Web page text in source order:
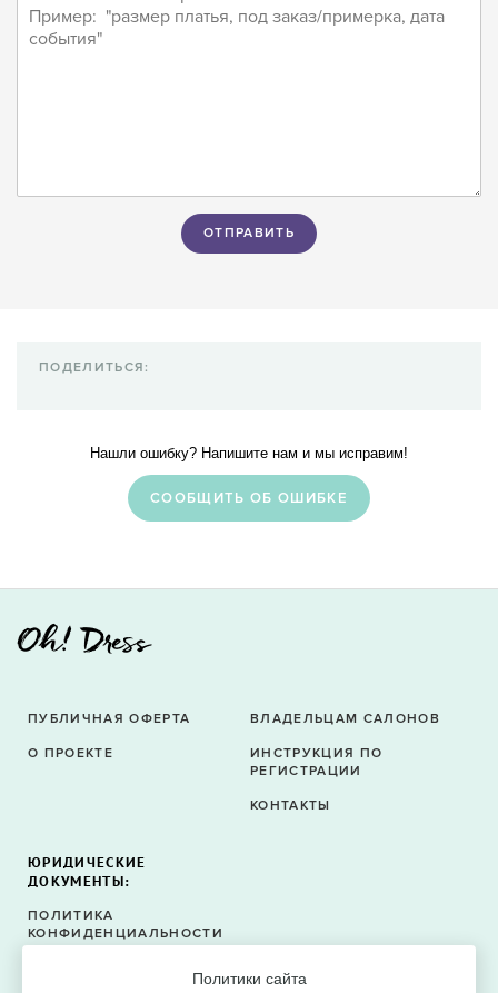
Нашли ошибку? Напишите нам и мы исправим!
CООБЩИТЬ ОБ ОШИБКЕ
ПОДЕЛИТЬСЯ:
Политики сайта
ПУБЛИЧНАЯ ОФЕРТА
О ПРОЕКТЕ
ВЛАДЕЛЬЦАМ САЛОНОВ
ИНСТРУКЦИЯ ПО
РЕГИСТРАЦИИ
КОНТАКТЫ
ЮРИДИЧЕСКИЕ
ДОКУМЕНТЫ:
ПОЛИТИКА
КОНФИДЕНЦИАЛЬНОСТИ